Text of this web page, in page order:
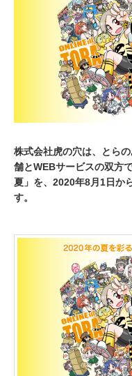
株式会社虎の穴は、とら
舗とWEBサービスの双方
夏」を、2020年8月1日か
す。